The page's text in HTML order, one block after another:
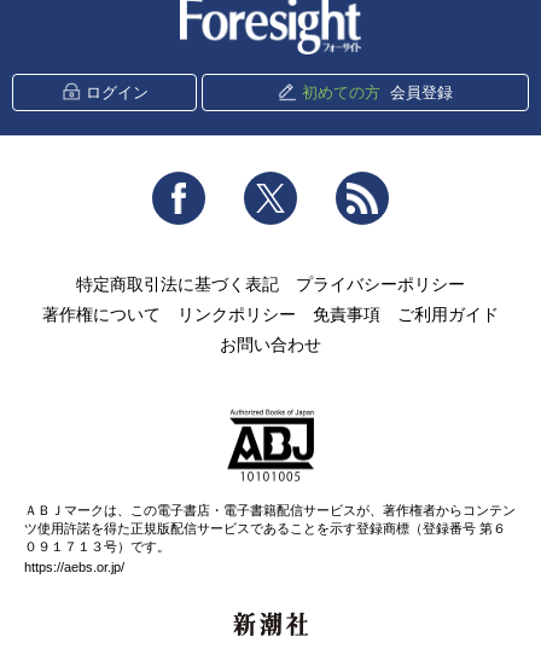
ログイン 初めての方 会員登録
Facebook Twitter
特定商取引法に基づく表記
プライバシーポリシー
著作権について
リンクポリシー 免責事項
ご利用ガイド
お問い合わせ
ＡＢＪマークは、この電子書店・電子書籍配信サービスが、著作権者からコンテン
ツ使用許諾を得た正規版配信サービスであることを示す登録商標（登録番号 第６
０９１７１３号）です。
https://aebs.or.jp/